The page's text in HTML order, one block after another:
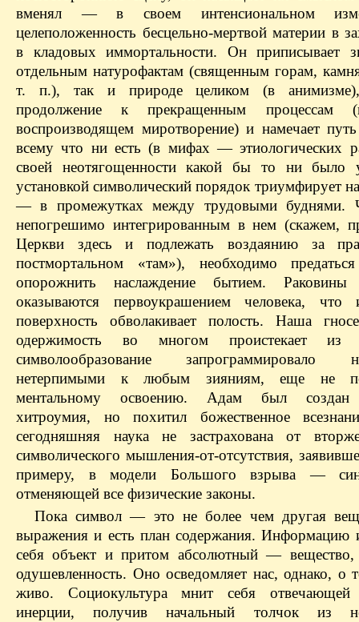
вменял — в своем интенсиональном
целеположенность бесцельно-мертвой материи в
в кладовых иммортальности. Он приписывает
отдельным натурофактам (священным горам,
т. п.), так и природе целиком (в анимизме),
продолжение к прекращенным процессам
воспроизводящем миротворение) и намечает
всему что ни есть (в мифах — этиологических
своей неотягощенности какой бы то ни было
установкой символический порядок триумфирует
— в промежутках между трудовыми буднями.
непогрешимо интегрированным в нем (скажем,
Церкви здесь и подлежать воздаянию за
постмортальном «там»), необходимо
опорожнить наслаждение бытием.
оказываются первоукрашением человека, что
поверхность обволакивает полость. Наша
одержимость во многом проистекает из
символообразование
нетерпимыми к любым зияниям, еще не
ментальному освоению. Адам был
хитроумия, но похитил божественное
сегодняшняя наука не застрахована от
символического мышления-от-отсутствия,
примеру, в модели Большого взрыва —
отменяющей все физические законы.
Пока символ — это не более чем другая
выражения и есть план содержания. Информацию
себя объект и притом абсолютный — вещество,
одушевленность. Оно осведомляет нас, однако, о
живо. Социокультура мнит себя
инерции, получив начальный толчок из